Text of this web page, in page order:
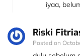
iyaa,
Riski
Posted on